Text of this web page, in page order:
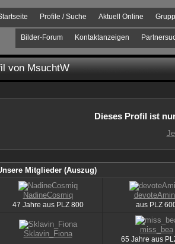
Aktuell Online
Profile / Suche
Kontaktanzeigen
Bilder-Forum
von MsuchtW
Dieses Profil ist
Mitglieder (Auszug)
NadineCosmiq
47 Jahre aus PLZ800 aus PLZ
Sklavin_Fiona miss_bea
65 Jahre aus